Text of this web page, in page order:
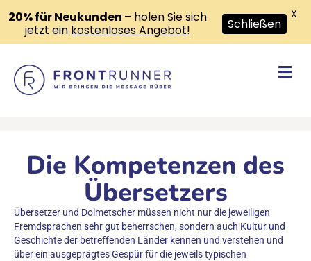
Die Kompetenzen des
Übersetzers
Übersetzer und Dolmetscher müssen nicht nur die jeweiligen
Fremdsprachen sehr gut beherrschen, sondern auch Kultur und
Geschichte der betreffenden Länder kennen und verstehen und
über ein ausgeprägtes Gespür für die jeweils typischen
20% für Neukunden – holen Sie sich
jetzt ein kostenloses Angebot! Schließen
X